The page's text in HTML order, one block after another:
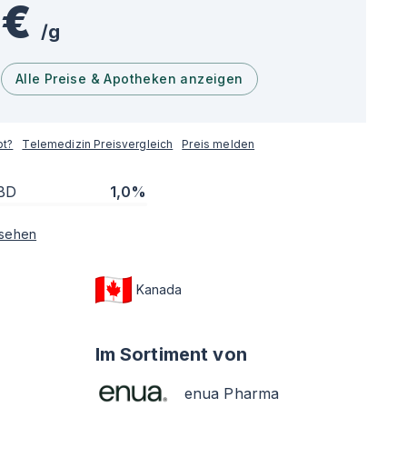
/g
Alle Preise & Apotheken anzeigen
Telemedizin Preisvergleich Preis melden
1,0%
Kanada
Im Sortiment von
enua Pharma